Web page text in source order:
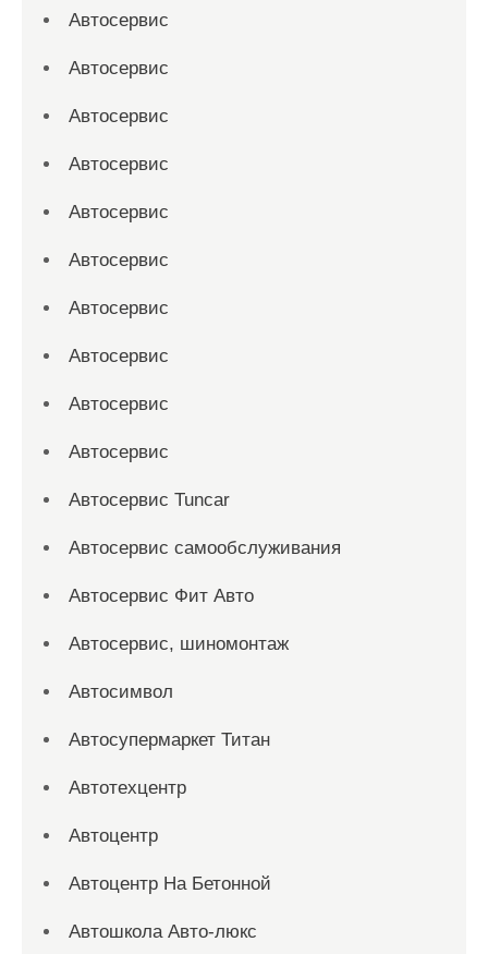
Автосервис
Автосервис
Автосервис
Автосервис
Автосервис
Автосервис
Автосервис
Автосервис
Автосервис
Автосервис
Автосервис Tuncar
Автосервис самообслуживания
Автосервис Фит Авто
Автосервис, шиномонтаж
Автосимвол
Автосупермаркет Титан
Автотехцентр
Автоцентр
Автоцентр На Бетонной
Автошкола Авто-люкс